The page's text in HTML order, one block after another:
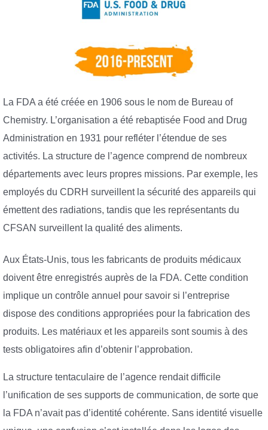
La FDA a été créée en 1906 sous le nom de Bureau of
Chemistry. L’organisation a été rebaptisée Food and Drug
Administration en 1931 pour refléter l’étendue de ses
activités. La structure de l’agence comprend de nombreux
départements avec leurs propres missions. Par exemple, les
employés du CDRH surveillent la sécurité des appareils qui
émettent des radiations, tandis que les représentants du
CFSAN surveillent la qualité des aliments.
Aux États-Unis, tous les fabricants de produits médicaux
doivent être enregistrés auprès de la FDA. Cette condition
implique un contrôle annuel pour savoir si l’entreprise
dispose des conditions appropriées pour la fabrication des
produits. Les matériaux et les appareils sont soumis à des
tests obligatoires afin d’obtenir l’approbation.
La structure tentaculaire de l’agence rendait difficile
l’unification de ses supports de communication, de sorte que
la FDA n’avait pas d’identité cohérente. Sans identité visuelle